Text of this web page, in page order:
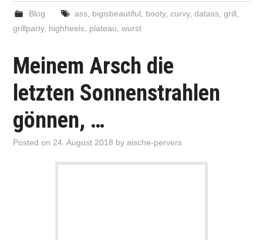
Blog ass, bigisbeautiful booty, curvy, datass, grill
grillparty, highheels plateau ,wurst
Meinem Arsch die
letzten Sonnenstrahlen
gönnen, …
Posted on 24. August 2018 byaische-pervers